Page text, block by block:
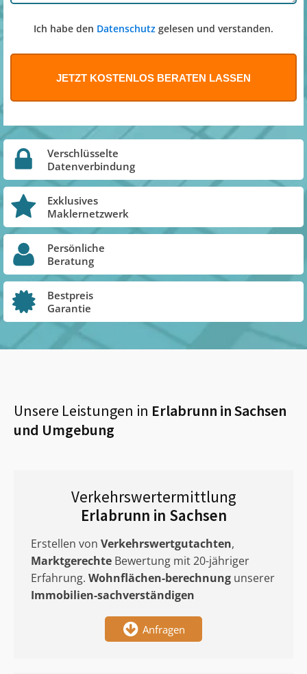
Ich habe den Datenschutz gelesen und verstanden.
Verschlüsselte
Datenverbindung
Exklusives
Maklernetzwerk
Persönliche
Beratung
Bestpreis
Garantie
Unsere Leistungen in Erlabrunn in Sachsen
und Umgebung
Verkehrswertermittlung
Erlabrunn in Sachsen
Erstellen von Verkehrswertgutachten,
Marktgerechte Bewertung mit 20-jähriger
Erfahrung. Wohnflächen-berechnung unserer
Immobilien-sachverständigen
Anfragen